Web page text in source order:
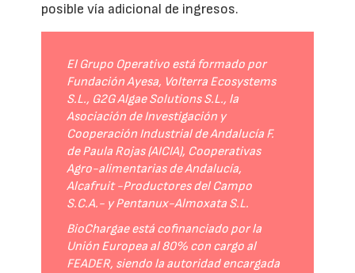
posible vía adicional de ingresos.
El Grupo Operativo está formado por
Fundación Ayesa, Volterra Ecosystems
S.L., G2G Algae Solutions S.L., la
Asociación de Investigación y
Cooperación Industrial de Andalucía F.
de Paula Rojas (AICIA), Cooperativas
Agro-alimentarias de Andalucía,
Alcafruit -Productores del Campo
S.C.A.- y Pentanux-Almoxata S.L.
BioChargae está cofinanciado por la
Unión Europea al 80% con cargo al
FEADER, siendo la autoridad encargada